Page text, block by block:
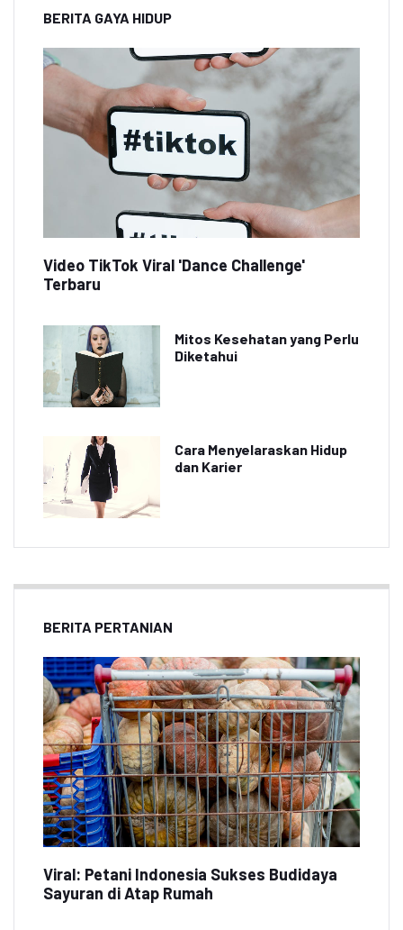
BERITA GAYA HIDUP
Video TikTok Viral 'Dance Challenge'
Terbaru
Mitos Kesehatan yang Perlu
Diketahui
Cara Menyelaraskan Hidup
dan Karier
BERITA PERTANIAN
Viral: Petani Indonesia Sukses Budidaya
Sayuran di Atap Rumah